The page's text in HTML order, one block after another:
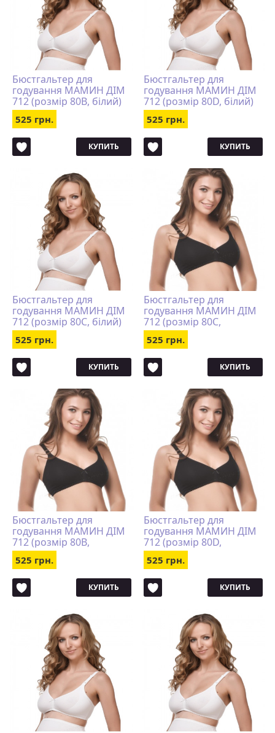
Бюстгальтер для
годування МАМИН ДІМ
712 (розмір 80B, білий)
525 грн.
КУПИТЬ
Бюстгальтер для
годування МАМИН ДІМ
712 (розмір 80D, білий)
525 грн.
КУПИТЬ
Бюстгальтер для
годування МАМИН ДІМ
712 (розмір 80C, білий)
525 грн.
КУПИТЬ
Бюстгальтер для
годування МАМИН ДІМ
712 (розмір 80C,
чорний)
525 грн.
КУПИТЬ
Бюстгальтер для
годування МАМИН ДІМ
712 (розмір 80B,
чорний)
525 грн.
КУПИТЬ
Бюстгальтер для
годування МАМИН ДІМ
712 (розмір 80D,
чорний)
525 грн.
КУПИТЬ